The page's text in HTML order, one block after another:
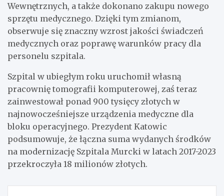
Wewnętrznych, a także dokonano zakupu nowego
sprzętu medycznego. Dzięki tym zmianom,
obserwuje się znaczny wzrost jakości świadczeń
medycznych oraz poprawę warunków pracy dla
personelu szpitala.
Szpital w ubiegłym roku uruchomił własną
pracownię tomografii komputerowej, zaś teraz
zainwestował ponad 900 tysięcy złotych w
najnowocześniejsze urządzenia medyczne dla
bloku operacyjnego. Prezydent Katowic
podsumowuje, że łączna suma wydanych środków
na modernizację Szpitala Murcki w latach 2017-2023
przekroczyła 18 milionów złotych.